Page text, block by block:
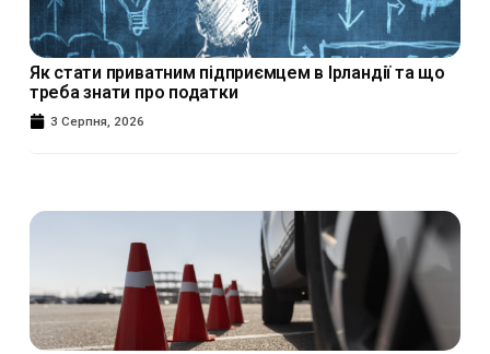
Як стати приватним підприємцем в Ірландії та що
треба знати про податки
3 Серпня, 2026